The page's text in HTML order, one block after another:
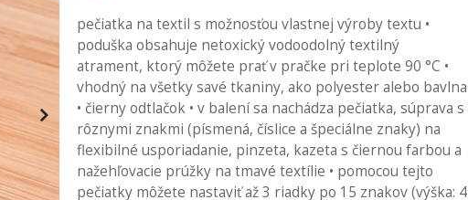
pečiatka na textil s možnosťou vlastnej výroby textu •
poduška obsahuje netoxický vodoodolný textilný
atrament, ktorý môžete prať v pračke pri teplote 90 °C •
vhodný na všetky savé tkaniny, ako polyester alebo bavlna
• čierny odtlačok • v balení sa nachádza pečiatka, súprava s
rôznymi znakmi (písmená, číslice a špeciálne znaky) na
flexibilné usporiadanie, pinzeta, kazeta s čiernou farbou a
nažehľovacie prúžky na tmavé textílie • pomocou tejto
pečiatky môžete nastaviť až 3 riadky po 15 znakov (výška: 4